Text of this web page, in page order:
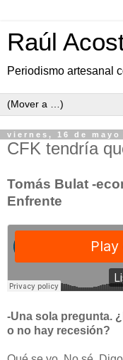
Raúl
Periodismo artesanal
viernes, 16 de mayo
CFK tendría
Tomás Bulat -
Enfrente
-Una sola pregunta.
o no hay recesión?